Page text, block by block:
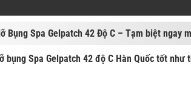
Bụng Spa Gelpatch 42 Độ C – Tạm biệt ngay
bụng Spa Gelpatch 42 độ C Hàn Quốc tốt như